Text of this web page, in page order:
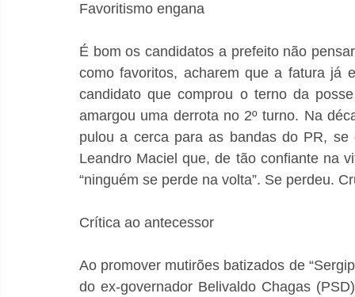
Favoritismo engana
É bom os candidatos a prefeito não
como favoritos, acharem que a fatura já
candidato que comprou o terno da
amargou uma derrota no 2º turno. Na
pulou a cerca para as bandas do PR,
Leandro Maciel que, de tão confiante na
“ninguém se perde na volta”. Se perdeu.
Crítica ao antecessor
Ao promover mutirões batizados de
do ex-governador Belivaldo Chagas